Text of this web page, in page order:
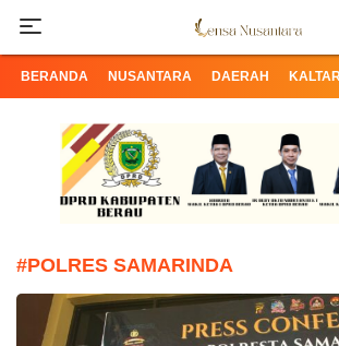
Lensa Nusantara
Informasi Terpercaya dari
BERANDA NUSANTARA DAERAH
#POLRES SAMARINDA